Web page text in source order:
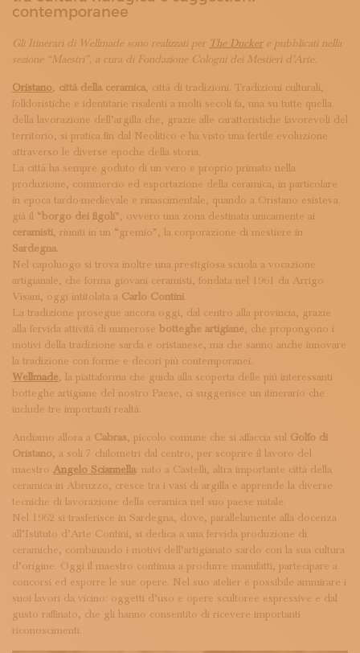
ISCRIVITI ALLA NEWSLETTER
SOSTIENICI
MAGAZINE
TUTTI I CONTENUTI
INTERVISTE
ITINERARI
ISCRIVITI
LOGIN
contemporanee
Gli Itinerari di Wellmade sono realizzati per The Duckere pubblicati nella
sezione “Maestri”, a cura di Fondazione Cologni dei Mestieri d’Arte.
Oristano, città della ceramica, città di tradizioni. Tradizioni culturali,
folkloristiche e identitarie risalenti a molti secoli fa, una su tutte quella
della lavorazione dell’argilla che, grazie alle caratteristiche favorevoli del
territorio, si pratica fin dal Neolitico e ha visto una fertile evoluzione
attraverso le diverse epoche della storia.
La città ha sempre goduto di un vero e proprio primato nella
produzione, commercio ed esportazione della ceramica, in particolare
in epoca tardo-medievale e rinascimentale, quando a Oristano esisteva
già il “borgo dei figoli”, ovvero una zona destinata unicamente ai
ceramisti, riuniti in un “gremio”, la corporazione di mestiere in
Sardegna.
Nel capoluogo si trova inoltre una prestigiosa scuola a vocazione
artigianale, che forma giovani ceramisti, fondata nel 1961 da Arrigo
Visani, oggi intitolata a Carlo Contini.
La tradizione prosegue ancora oggi, dal centro alla provincia, grazie
alla fervida attività di numerose botteghe artigiane, che propongono i
motivi della tradizione sarda e oristanese, ma che sanno anche innovare
la tradizione con forme e decori più contemporanei.
Wellmade, la piattaforma che guida alla scoperta delle più interessanti
botteghe artigiane del nostro Paese, ci suggerisce un itinerario che
include tre importanti realtà.
Andiamo allora a Cabras, piccolo comune che si affaccia sul Golfo di
Oristano, a soli 7 chilometri dal centro, per scoprire il lavoro del
maestro Angelo Sciannella: nato a Castelli, altra importante città della
ceramica in Abruzzo, cresce tra i vasi di argilla e apprende la diverse
tecniche di lavorazione della ceramica nel suo paese natale.
Nel 1962 si trasferisce in Sardegna, dove, parallelamente alla docenza
all’Istituto d’Arte Contini, si dedica a una fervida produzione di
ceramiche, combinando i motivi dell’artigianato sardo con la sua cultura
d’origine. Oggi il maestro continua a produrre manufatti, partecipare a
concorsi ed esporre le sue opere. Nel suo atelier è possibile ammirare i
suoi lavori da vicino: oggetti d’uso e opere scultoree espressive e dal
gusto raffinato, che gli hanno consentito di ricevere importanti
riconoscimenti.